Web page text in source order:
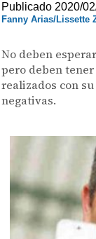
Publicado 2020/
Fanny Arias/Lissette
No deben
pero deben
realizados con
negativas.